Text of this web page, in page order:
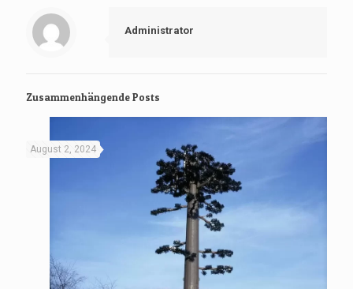
Administrator
Zusammenhängende Posts
August 2, 2024